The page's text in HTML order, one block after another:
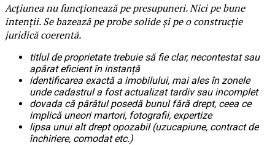
Acțiunea nu funcționează pe presupuneri. Nici pe bune
intenții. Se bazează pe probe solide și pe o construcție
juridică coerentă.
titlul de proprietate trebuie să fie clar, necontestat sau
apărat eficient în instanță
identificarea exactă a imobilului, mai ales în zonele
unde cadastrul a fost actualizat tardiv sau incomplet
dovada că pârâtul posedă bunul fără drept, ceea ce
implică uneori martori, fotografii, expertize
lipsa unui alt drept opozabil (uzucapiune, contract de
închiriere, comodat etc.)